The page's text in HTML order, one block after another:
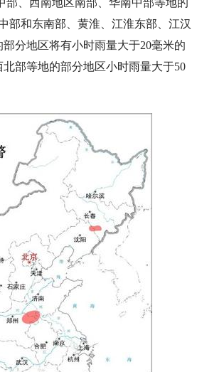
部、西南地区南部、华南中部等地的
部和东南部、黄淮、江淮东部、江汉
分地区将有小时雨量大于20毫米的
部等地的部分地区小时雨量大于50